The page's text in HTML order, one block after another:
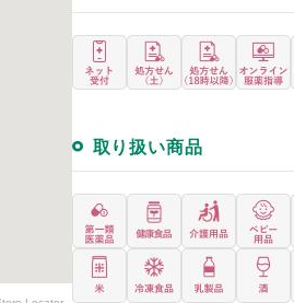
取り扱い商品